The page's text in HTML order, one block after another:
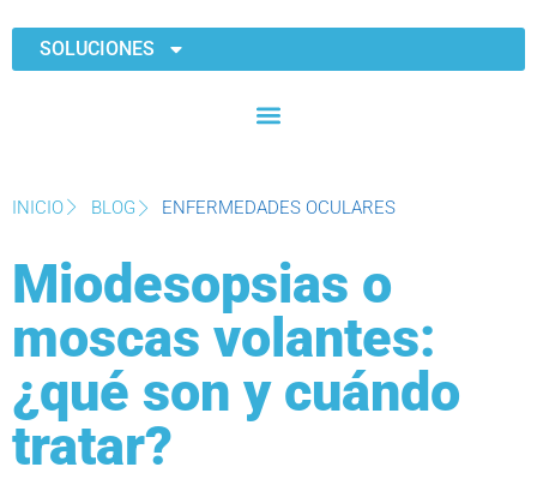
SOLUCIONES
INICIO BLOG ENFERMEDADES OCULARES
Miodesopsias o
moscas volantes:
¿qué son y cuándo
tratar?